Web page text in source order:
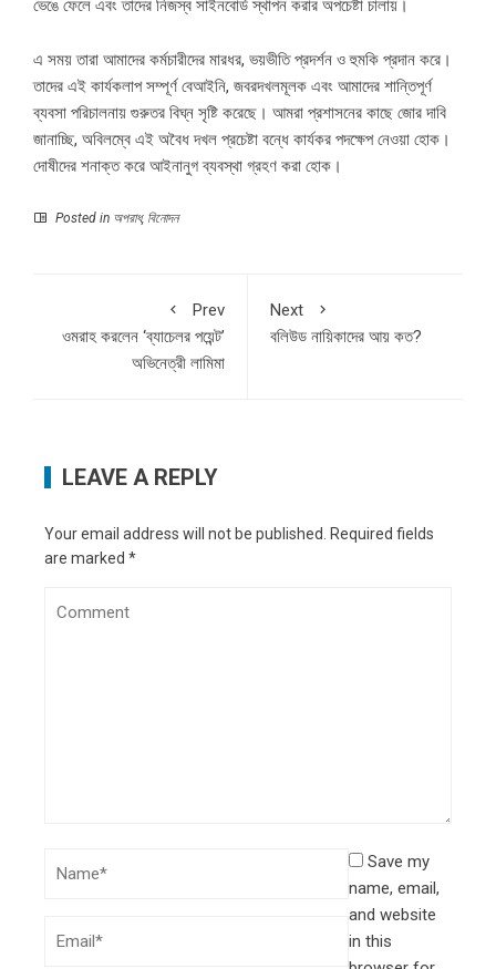
ভেঙে ফেলে এবং তাদের নিজস্ব সাইনবোর্ড স্থাপন করার অপচেষ্টা চালায়।
এ সময় তারা আমাদের কর্মচারীদের মারধর, ভয়ভীতি প্রদর্শন ও হুমকি প্রদান করে।
তাদের এই কার্যকলাপ সম্পূর্ণ বেআইনি, জবরদখলমূলক এবং আমাদের শান্তিপূর্ণ
ব্যবসা পরিচালনায় গুরুতর বিঘ্ন সৃষ্টি করেছে। আমরা প্রশাসনের কাছে জোর দাবি
জানাচ্ছি, অবিলম্বে এই অবৈধ দখল প্রচেষ্টা বন্ধে কার্যকর পদক্ষেপ নেওয়া হোক।
দোষীদের শনাক্ত করে আইনানুগ ব্যবস্থা গ্রহণ করা হোক।
Posted in অপরাধ, বিনোদন
Prev
ওমরাহ করলেন ‘ব্যাচেলর পয়েন্ট’
অভিনেত্রী লামিমা
Next
বলিউড নায়িকাদের আয় কত?
LEAVE A REPLY
Your email address will not be published. Required fields
are marked *
Save my
name, email,
and website
in this